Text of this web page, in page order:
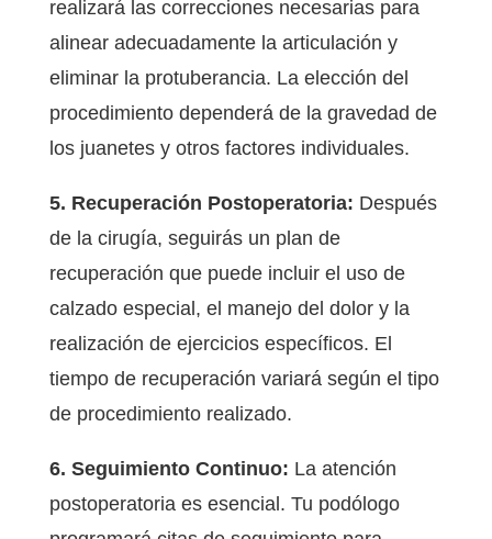
realizará las correcciones necesarias para
alinear adecuadamente la articulación y
eliminar la protuberancia. La elección del
procedimiento dependerá de la gravedad de
los juanetes y otros factores individuales.
5. Recuperación Postoperatoria: Después
de la cirugía, seguirás un plan de
recuperación que puede incluir el uso de
calzado especial, el manejo del dolor y la
realización de ejercicios específicos. El
tiempo de recuperación variará según el tipo
de procedimiento realizado.
6. Seguimiento Continuo: La atención
postoperatoria es esencial. Tu podólogo